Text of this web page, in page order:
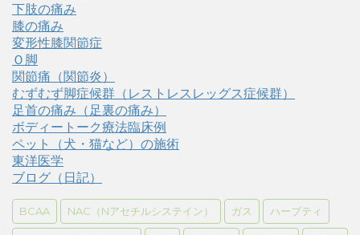
下肢の痛み
膝の痛み
変形性膝関節症
Ｏ脚
関節痛（関節炎）
むずむず脚症候群（レストレスレッグス症候群）
足首の痛み（足裏の痛み）
ボディートーク療法臨床例
ペット（犬・猫など）の施術
東洋医学
ブログ（日記）
BCAA NAC（Nアセチルシステイン） ガス ハーブティ